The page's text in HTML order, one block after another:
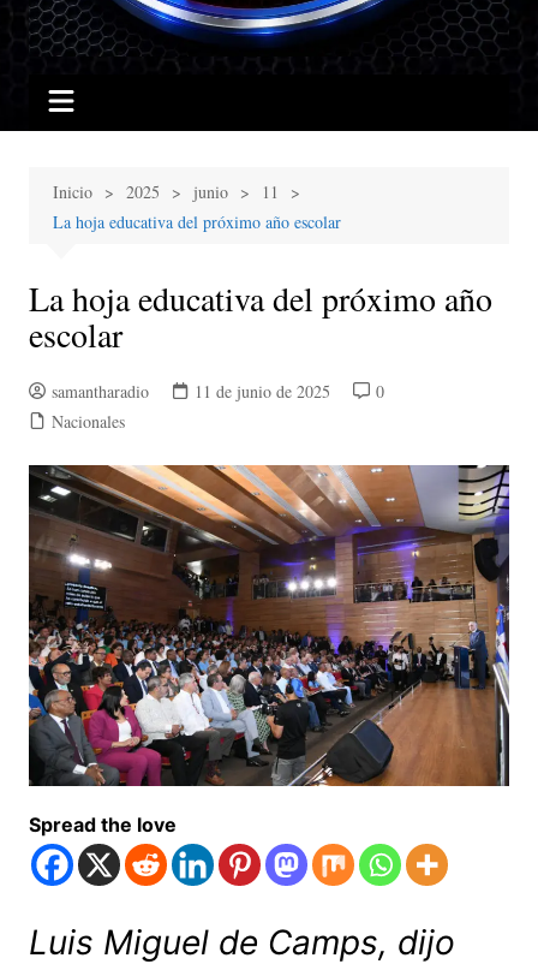
Inicio 2025 junio
11
La hoja educativa del próximo año escolar
La hoja educativa del próximo año
escolar
samantharadio 11 de junio de 2025
0
Nacionales
Spread the love
Luis Miguel de Camps, dijo